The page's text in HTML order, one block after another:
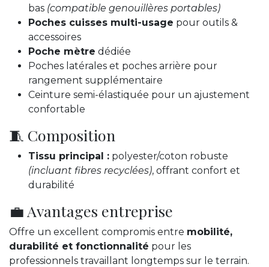
bas (compatible genouillères portables)
Poches cuisses multi-usage pour outils &
accessoires
Poche mètre dédiée
Poches latérales et poches arrière pour
rangement supplémentaire
Ceinture semi-élastiquée pour un ajustement
confortable
🧵 Composition
Tissu principal : polyester/coton robuste
(incluant fibres recyclées), offrant confort et
durabilité
💼 Avantages entreprise
Offre un excellent compromis entre mobilité,
durabilité et fonctionnalité pour les
professionnels travaillant longtemps sur le terrain.